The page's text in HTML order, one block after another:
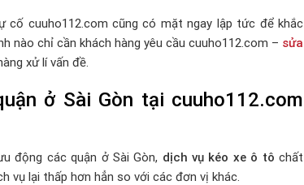
cố cuuho112.com cũng có mặt ngay lập tức để khắc
nào chỉ cần khách hàng yêu cầu cuuho112.com – sửa
xử lí vấn đề.
ở Sài Gòn tại cuuho112.com
động các quận ở Sài Gòn, dịch vụ kéo xe ô tô chất
vụ lại thấp hơn hẳn so với các đơn vị khác.